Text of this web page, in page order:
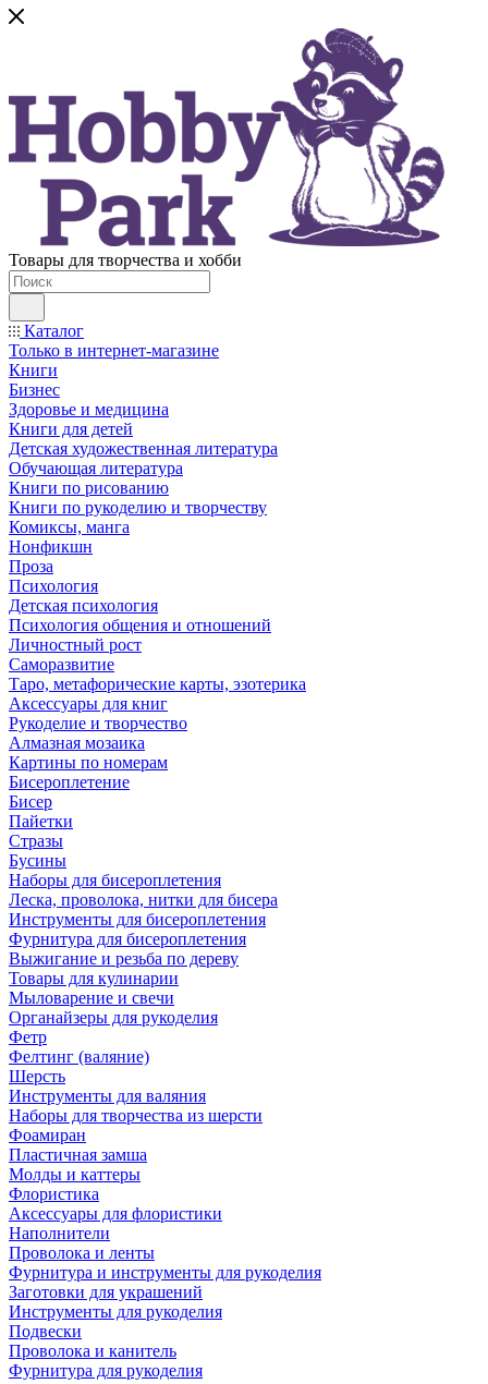
Товары для творчества и хобби
Каталог
Только в интернет-магазине
Книги
Бизнес
Здоровье и медицина
Книги для детей
Детская художественная литература
Обучающая литература
Книги по рисованию
Книги по рукоделию и творчеству
Комиксы, манга
Нонфикшн
Проза
Психология
Детская психология
Психология общения и отношений
Личностный рост
Саморазвитие
Таро, метафорические карты, эзотерика
Аксессуары для книг
Рукоделие и творчество
Алмазная мозаика
Картины по номерам
Бисероплетение
Бисер
Пайетки
Стразы
Бусины
Наборы для бисероплетения
Леска, проволока, нитки для бисера
Инструменты для бисероплетения
Фурнитура для бисероплетения
Выжигание и резьба по дереву
Товары для кулинарии
Мыловарение и свечи
Органайзеры для рукоделия
Фетр
Фелтинг (валяние)
Шерсть
Инструменты для валяния
Наборы для творчества из шерсти
Фоамиран
Пластичная замша
Молды и каттеры
Флористика
Аксессуары для флористики
Наполнители
Проволока и ленты
Фурнитура и инструменты для рукоделия
Заготовки для украшений
Инструменты для рукоделия
Подвески
Проволока и канитель
Фурнитура для рукоделия